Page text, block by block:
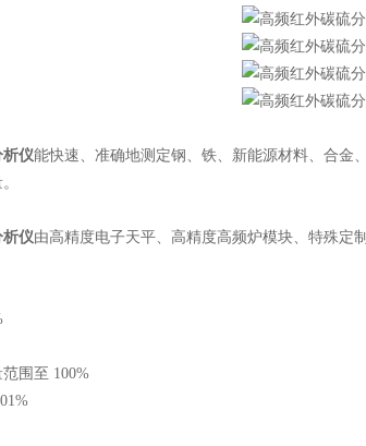
仪能快速、准确地测定钢、铁、新能源材料、合金
仪由高精度电子天平、高精度高频炉模块、特殊定
围至 100%